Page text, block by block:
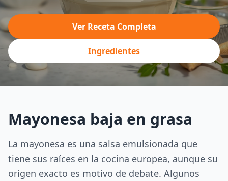
Ver Receta Completa
Ingredientes
Mayonesa baja en grasa
La mayonesa es una salsa emulsionada que
tiene sus raíces en la cocina europea, aunque su
origen exacto es motivo de debate. Algunos